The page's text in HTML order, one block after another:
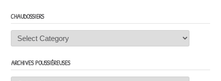
CHAUDOSSIERS
Chaudossiers
ARCHIVES POUSSIÉREUSES